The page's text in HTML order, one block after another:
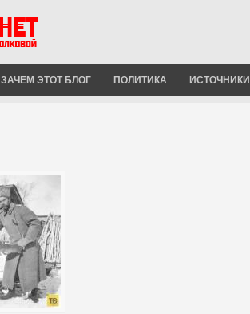
ЗАЧЕМ ЭТОТ БЛОГ ПОЛИТИКА ИСТОЧНИКИ